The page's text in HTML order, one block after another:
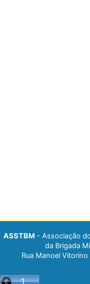
ASSTBM - Associação
da Brigada
Rua Manoel